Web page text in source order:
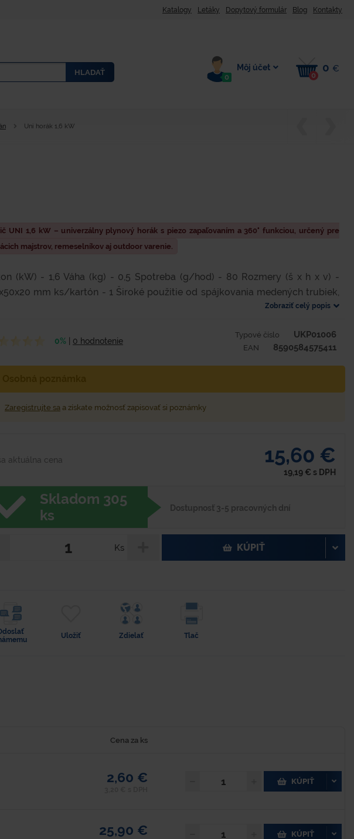
Katalogy Letáky Dopytový formulár Blog Kontakty
HLADAŤ
0
Môj účet
0
0 €
Uni horák 1,6 kW
UNI 1,6 kW – univerzálny plynový horák s piezo zapaľovaním a 360° funkciou, určený pre
majstrov, remeselníkov aj outdoor varenie.
(kW) - 1,6 Váha (kg) - 0,5 Spotreba (g/hod) - 80 Rozmery (š x h x v) -
mm ks/kartón - 1 Široké použitie od spájkovania medených trubiek,
Zobraziť celý popis
0% 0 hodnotenie
Typové číslo UKP01006
EAN 8590584575411
Zaregistrujte sa a získate možnosť zapisovať si poznámky
aktuálna cena 15,60 €
19,19 € s DPH
Skladom 305
ks
Dostupnosť 3-5 pracovných dní
Ks KÚPIŤ
Uložiť Zdielať Tlač
Cena za ks
2,60 € KÚPIŤ
25,90 € KÚPIŤ